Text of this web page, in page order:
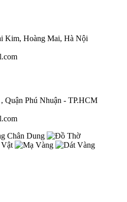
Kim, Hoàng Mai, Hà Nội
Quận Phú Nhuận - TP.HCM​